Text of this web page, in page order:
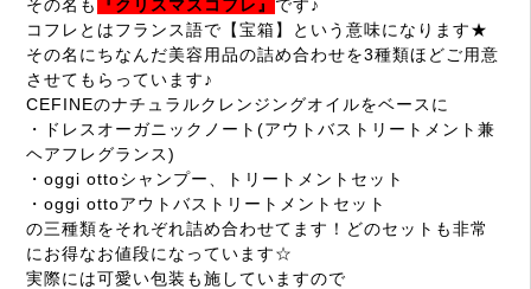
その名も
『クリスマスコフレ』 です♪
コフレとはフランス語で【宝箱】という意味になります★
その名にちなんだ美容用品の詰め合わせを3種類ほどご用意
させてもらっています♪
CEFINEのナチュラルクレンジングオイルをベースに
・ドレスオーガニックノート(アウトバストリートメント兼
ヘアフレグランス)
・ oggi ottoシャンプー、トリートメントセット
・ oggi ottoアウトバストリートメントセット
の三種類をそれぞれ詰め合わせてます！どのセットも非常
にお得なお値段になっています☆
実際には可愛い包装も施していますので